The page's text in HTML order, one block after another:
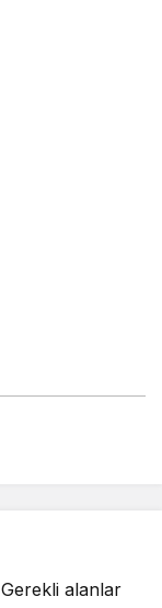
Gerekli alanlar